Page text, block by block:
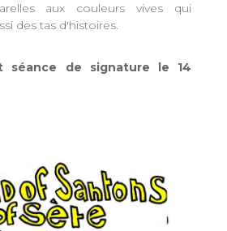
aux couleurs vives qui
des tas d'histoires.
séance de signature le 14